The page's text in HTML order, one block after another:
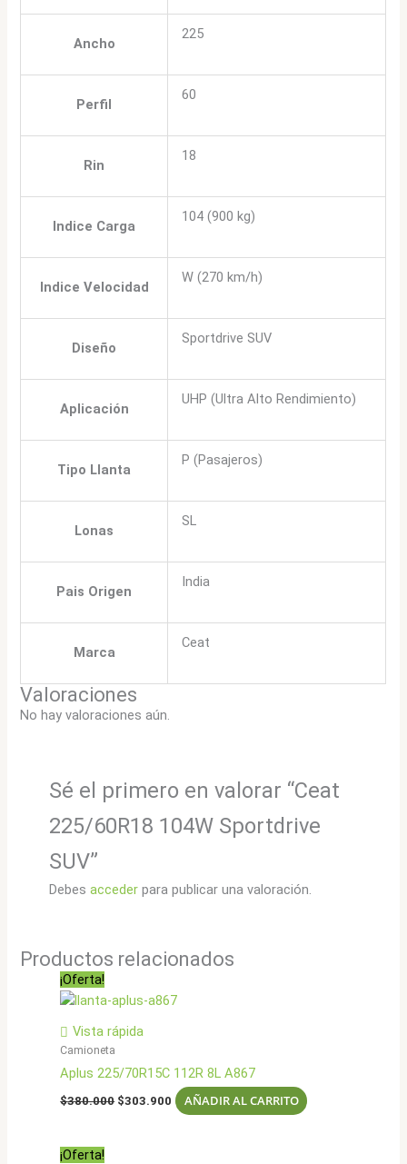
Ancho
225
Perfil
60
Rin
18
Indice Carga
104 (900 kg)
Indice Velocidad
W (270 km/h)
Diseño
Sportdrive SUV
Aplicación
UHP (Ultra Alto Rendimiento)
Tipo Llanta
P (Pasajeros)
Lonas
SL
Pais Origen
India
Marca
Ceat
Valoraciones
No hay valoraciones aún.
Sé el primero en valorar “Ceat
225/60R18 104W Sportdrive
SUV”
Debes accederpara publicar una valoración.
Productos relacionados
¡Oferta!
Vista rápida
Camioneta
Aplus 225/70R15C 112R 8L A867
$380.000 El
$303.900 El
precio
AÑADIR AL CARRITO
¡Oferta!